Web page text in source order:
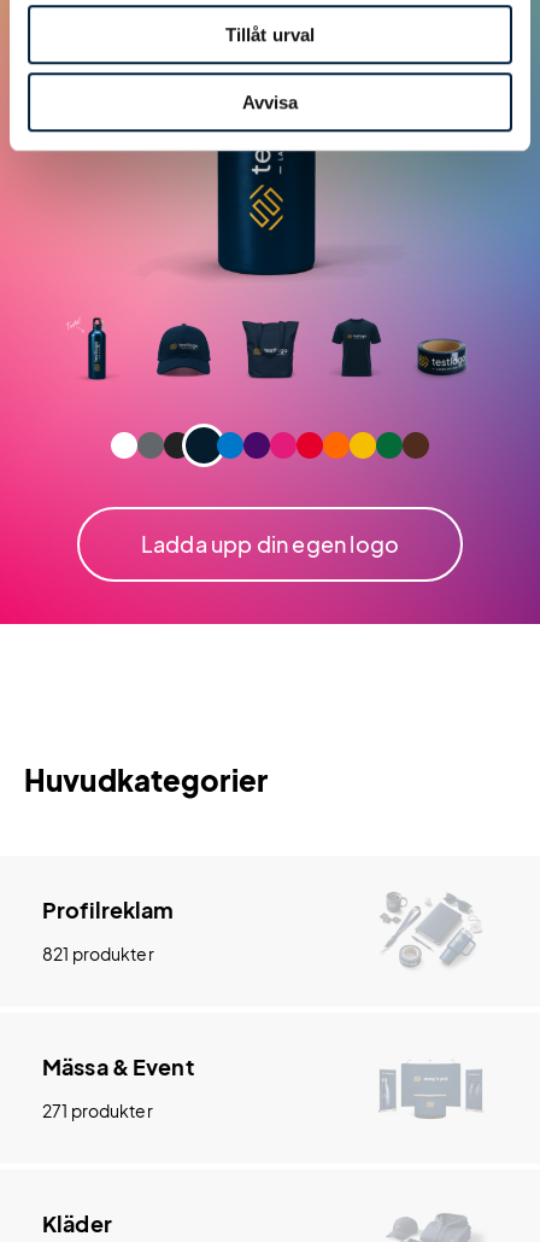
Tillåt urval
Avvisa
Ladda upp din egen logo
Huvudkategorier
Profilreklam
821 produkter
Mässa & Event
271 produkter
Kläder